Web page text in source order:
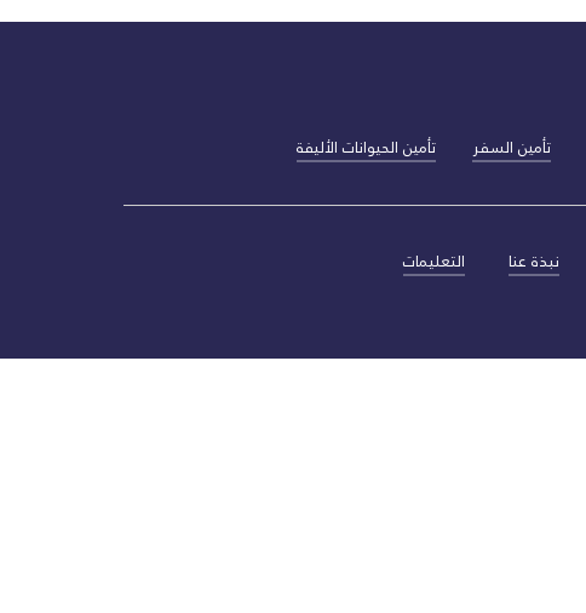
تأمين السفر تأمين الحيوانات الأليفة
نبذة عنا التعليمات‎